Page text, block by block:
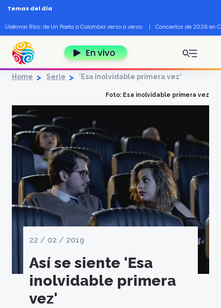
Pasar al contenido principal
Temas del día
Ubéimar Ríos: de Un Poeta a Colombia verso a verso | Conciertos de 2026 en
En vivo
Home Serie 'Esa inolvidable primera vez'
Foto: Esa inolvidable primera vez
22 / 02 / 2019
Así se siente 'Esa
inolvidable primera
vez'